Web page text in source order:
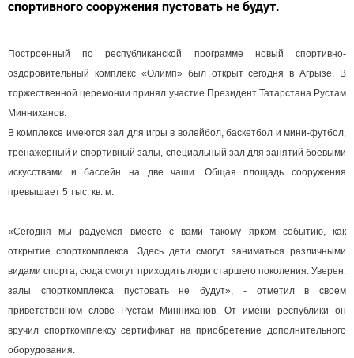
спортивного сооружения пустовать не будут.
Построенный по республиканской программе новый спортивно-
оздоровительный комплекс «Олимп» был открыт сегодня в Агрызе. В
торжественной церемонии принял участие Президент Татарстана Рустам
Минниханов.
В комплексе имеются зал для игры в волейбол, баскетбол и мини-футбол,
тренажерный и спортивный залы, специальный зал для занятий боевыми
искусствами и бассейн на две чаши. Общая площадь сооружения
превышает 5 тыс. кв. м.
«Сегодня мы радуемся вместе с вами такому ярком событию, как
открытие спорткомплекса. Здесь дети смогут заниматься различными
видами спорта, сюда смогут приходить люди старшего поколения. Уверен:
залы спорткомплекса пустовать не будут», - отметил в своем
приветственном слове Рустам Минниханов. От имени республики он
вручил спорткомплексу сертификат на приобретение дополнительного
оборудования.